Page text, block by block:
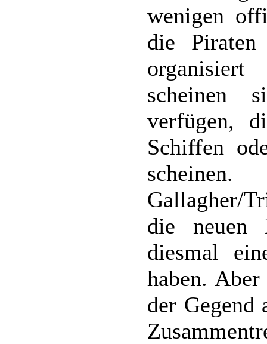
wenigen
die Piraten
scheinen
verfügen,
Schiffen
Gallagher/
die neuen
diesmal
haben.
der Gegend